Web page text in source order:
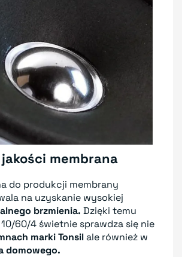
membrana
do produkcji membrany
na uzyskanie wysokiej
brzmienia. Dzięki temu
10/60/4 świetnie sprawdza się nie
marki Tonsilale również w
domowego.